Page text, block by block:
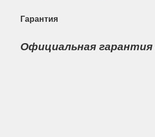
Гарантия
Официальная